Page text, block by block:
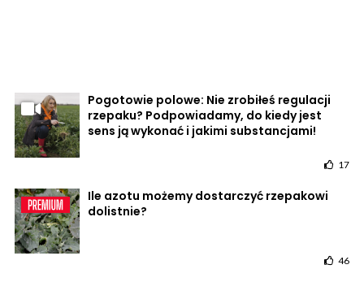
Pogotowie polowe: Nie zrobiłeś regulacji
rzepaku? Podpowiadamy, do kiedy jest
sens ją wykonać i jakimi substancjami!
17
Ile azotu możemy dostarczyć rzepakowi
dolistnie?
46